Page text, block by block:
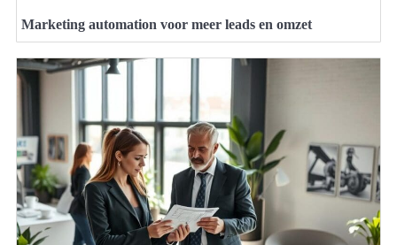
Marketing automation voor meer leads en omzet